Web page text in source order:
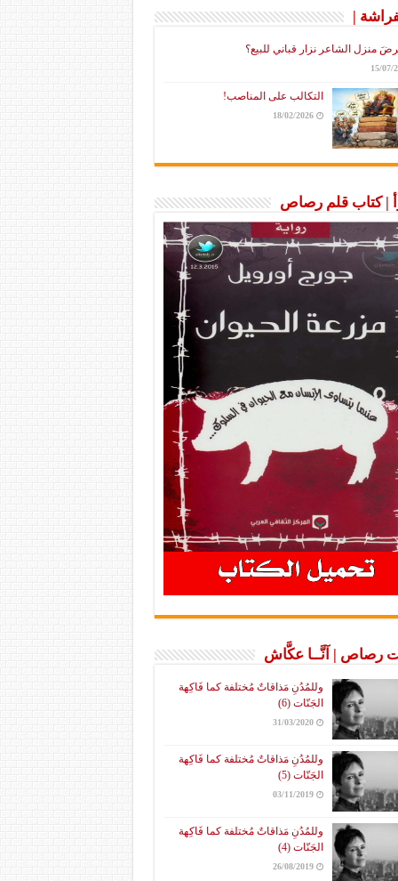
|
منزل الشاعر نزار قباني للبيع؟
15/07/
التكالب على المناصب!
18/02/2026
| كتاب قلم رصاص
رصاص | آنَّــا عكَّاش
وللمُدُنِ مَذاقاتٌ مُختلفة كما فَاكِهة
الجَنّات (6)
31/03/2020
وللمُدُنِ مَذاقاتٌ مُختلفة كما فَاكِهة
الجَنّات (5)
03/11/2019
وللمُدُنِ مَذاقاتٌ مُختلفة كما فَاكِهة
الجَنّات (4)
26/08/2019